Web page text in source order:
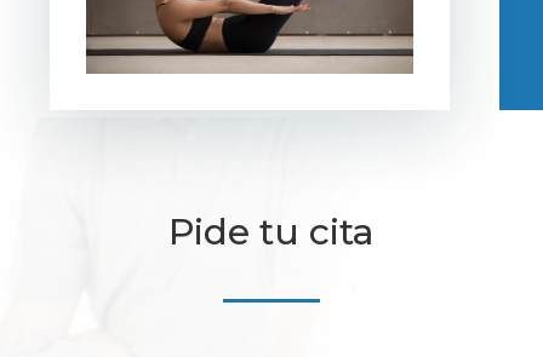
Pide tu cita